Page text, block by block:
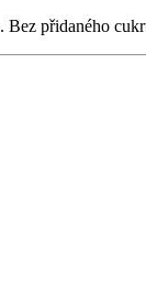
Bez přidaného